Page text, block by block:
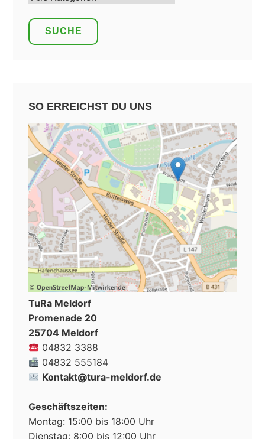
SO ERREICHST DU UNS
TuRa Meldorf
Promenade 20
25704 Meldorf
04832 3388
04832 555184
Kontakt@tura-meldorf.de
Geschäftszeiten:
Montag: 15:00 bis 18:00 Uhr
Dienstag: 8:00 bis 12:00 Uhr